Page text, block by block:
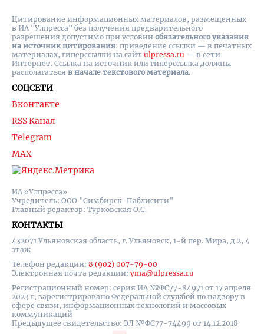
ИА «Улпресса»
Учредитель: ООО "Симбирск-Паблисити"
Главный редактор: Турковская О.С.
КОНТАКТЫ
432071 Ульяновская область, г. Ульяновск, 1-й пер. Мира, д.2, 4
этаж
Телефон редакции: 8 (902) 007-79-00
Электронная почта редакции: yma@ulpressa.ru
Регистрационный номер: серия ИА №ФС77-84971 от 17 апреля
2023 г, зарегистрировано Федеральной службой по надзору в
сфере связи, информационных технологий и массовых
коммуникаций
Предыдущее свидетельство: ЭЛ №ФС77-74499 от 14.12.2018
СОЦСЕТИ
Вконтакте
RSS Канал
Telegram
MAX
Цитирование информационных материалов, размещенных
в ИА "Улпресса" без получения предварительного
разрешения допустимо при условии обязательного указания
на источник цитирования: приведение ссылки — в печатных
материалах, гиперссылки на cайт ulpressa.ru — в сети
Интернет. Ссылка на источник или гиперссылка должны
располагаться в начале текстового материала.